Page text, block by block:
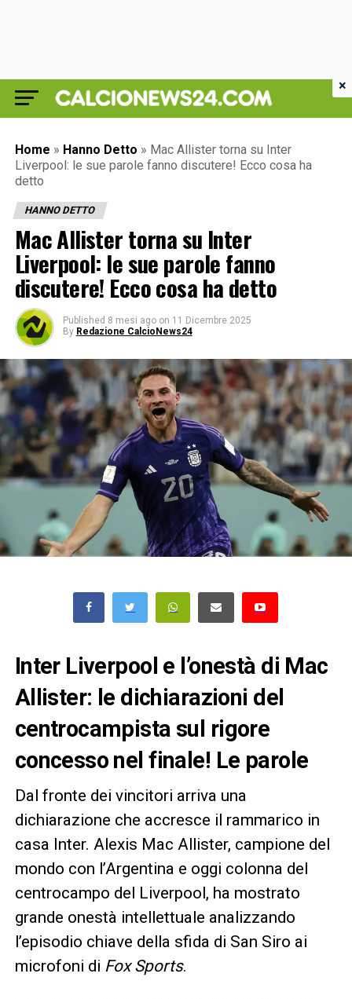
Home » Hanno Detto » Mac Allister torna su Inter
Liverpool: le sue parole fanno discutere! Ecco cosa ha
detto
HANNO DETTO
Mac Allister torna su Inter
Liverpool: le sue parole fanno
discutere! Ecco cosa ha detto
Published 8 mesi ago on 11 Dicembre 2025
By Redazione CalcioNews24
Inter Liverpool e l’onestà di Mac
Allister: le dichiarazioni del
centrocampista sul rigore
concesso nel finale! Le parole
Dal fronte dei vincitori arriva una
dichiarazione che accresce il rammarico in
casa Inter. Alexis Mac Allister, campione del
mondo con l’Argentina e oggi colonna del
centrocampo del Liverpool, ha mostrato
grande onestà intellettuale analizzando
l’episodio chiave della sfida di San Siro ai
microfoni di Fox Sports.
×